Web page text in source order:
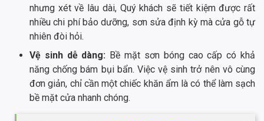
nhưng xét về lâu dài, Quý khách sẽ tiết kiệm được rất
nhiều chi phí bảo dưỡng, sơn sửa định kỳ mà cửa gỗ tự
nhiên đòi hỏi.
Vệ sinh dễ dàng: Bề mặt sơn bóng cao cấp có khả
năng chống bám bụi bẩn. Việc vệ sinh trở nên vô cùng
đơn giản, chỉ cần một chiếc khăn ẩm là có thể làm sạch
bề mặt cửa nhanh chóng.